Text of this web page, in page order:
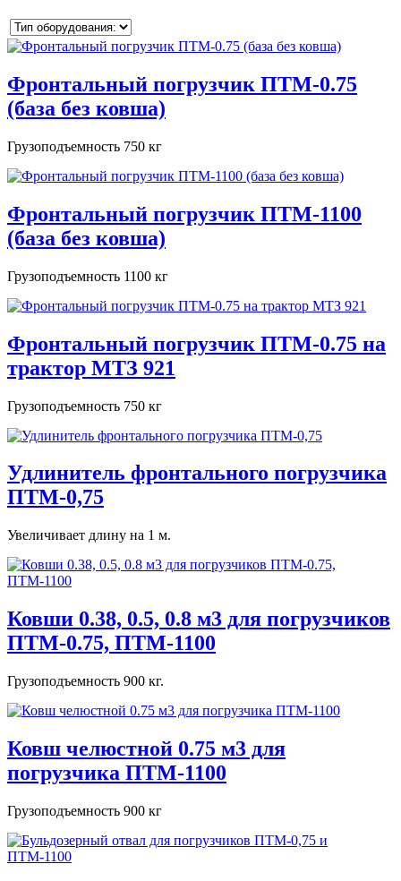
Фронтальный погрузчик ПТМ-0.75
(база без ковша)
Грузоподъемность 750 кг
Фронтальный погрузчик ПТМ-1100
(база без ковша)
Грузоподъемность 1100 кг
Фронтальный погрузчик ПТМ-0.75 на
трактор МТЗ 921
Грузоподъемность 750 кг
Удлинитель фронтального погрузчика
ПТМ-0,75
Увеличивает длину на 1 м.
Ковши 0.38, 0.5, 0.8 м3 для погрузчиков
ПТМ-0.75, ПТМ-1100
Грузоподъемность 900 кг.
Ковш челюстной 0.75 м3 для
погрузчика ПТМ-1100
Грузоподъемность 900 кг